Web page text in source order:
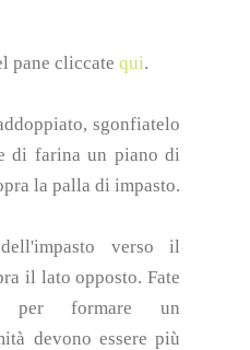
pane cliccate qui.
sgonfiatelo
di farina un piano di
la palla di impasto.
verso il
il lato opposto. Fate
per formare un
devono essere più